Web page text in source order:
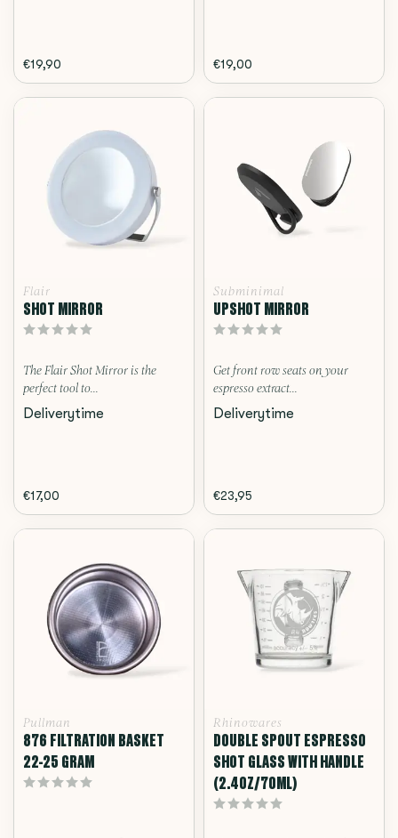
€19,90 €19,00
Flair
SHOT MIRROR
The Flair Shot Mirror is the
perfect tool to...
Deliverytime
€17,00
Subminimal
UPSHOT MIRROR
Get front row seats on your
espresso extract...
Deliverytime
€23,95
Pullman
876 FILTRATION BASKET
22-25 GRAM
Rhinowares
DOUBLE SPOUT ESPRESSO
SHOT GLASS WITH HANDLE
(2.4OZ/70ML)